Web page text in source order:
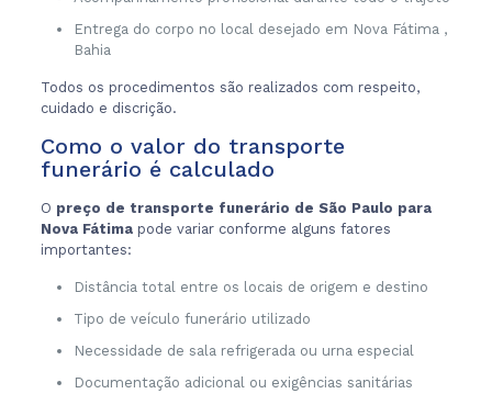
Entrega do corpo no local desejado em Nova Fátima ,
Bahia
Todos os procedimentos são realizados com respeito,
cuidado e discrição.
Como o valor do transporte
funerário é calculado
O preço de transporte funerário de São Paulo para
Nova Fátima pode variar conforme alguns fatores
importantes:
Distância total entre os locais de origem e destino
Tipo de veículo funerário utilizado
Necessidade de sala refrigerada ou urna especial
Documentação adicional ou exigências sanitárias